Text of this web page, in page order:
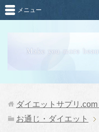
メニュー
ダイエットサプリ.com
お通じ・ダイエット